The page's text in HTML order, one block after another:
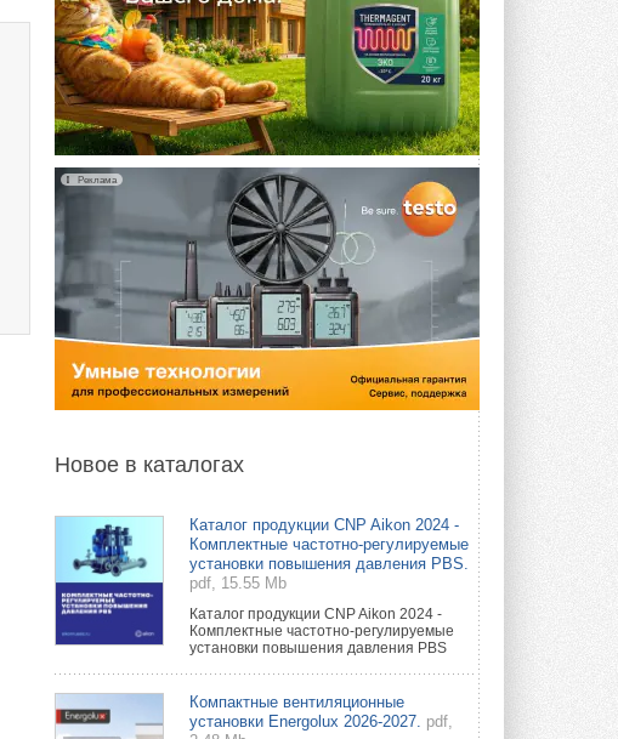
Реклама
Новое в каталогах
Каталог продукции CNP Aikon 2024 -
Комплектные частотно-регулируемые
установки повышения давления PBS.
pdf, 15.55 Mb
Каталог продукции CNP Aikon 2024 -
Комплектные частотно-регулируемые
установки повышения давления PBS
Компактные вентиляционные
установки Energolux 2026-2027. pdf,